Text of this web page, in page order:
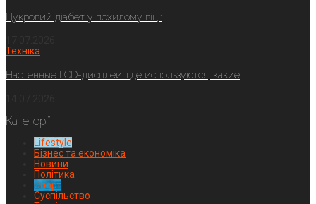
Цукровий діабет у похилому віці:
Техніка
Настенные LCD-дисплеи: где используются, какие
Категорії
Lifestyle
Бізнес та економіка
Новини
Політика
Спорт
Суспільство